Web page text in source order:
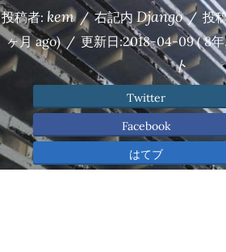
投稿者: kem / 右記内Django / 投
ヶ月 ago) / 更新日:2018-04-09( 8年
ト
Twitter
Facebook
はてブ